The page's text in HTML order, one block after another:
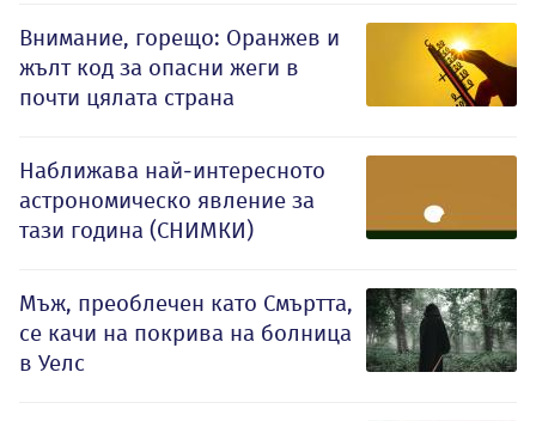
Внимание, горещо: Оранжев и
жълт код за опасни жеги в
почти цялата страна
Наближава най-интересното
астрономическо явление за
тази година (СНИМКИ)
Мъж, преоблечен като Смъртта,
се качи на покрива на болница
в Уелс